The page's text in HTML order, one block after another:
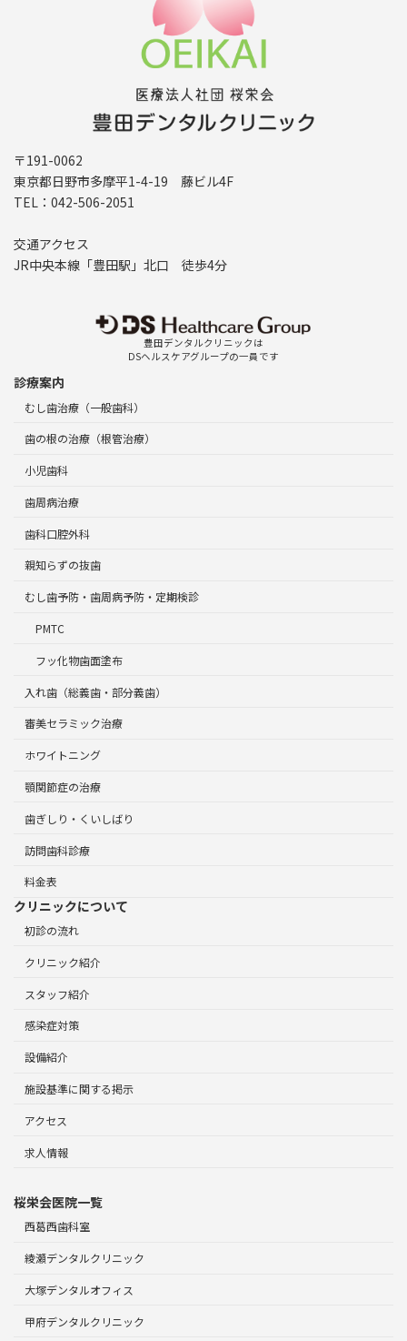
〒191-0062
東京都日野市多摩平1-4-19 藤ビル4F
TEL：042-506-2051
交通アクセス
JR中央本線「豊田駅」北口 徒歩4分
豊田デンタルクリニックは
DSヘルスケアグループの一員です
診療案内
むし歯治療（一般歯科）
歯の根の治療（根管治療）
小児歯科
歯周病治療
歯科口腔外科
親知らずの抜歯
むし歯予防・歯周病予防・定期検診
PMTC
フッ化物歯面塗布
入れ歯（総義歯・部分義歯）
審美セラミック治療
ホワイトニング
顎関節症の治療
歯ぎしり・くいしばり
訪問歯科診療
料金表
クリニックについて
初診の流れ
クリニック紹介
スタッフ紹介
感染症対策
設備紹介
施設基準に関する掲示
アクセス
求人情報
桜栄会医院一覧
西葛西歯科室
綾瀬デンタルクリニック
大塚デンタルオフィス
甲府デンタルクリニック